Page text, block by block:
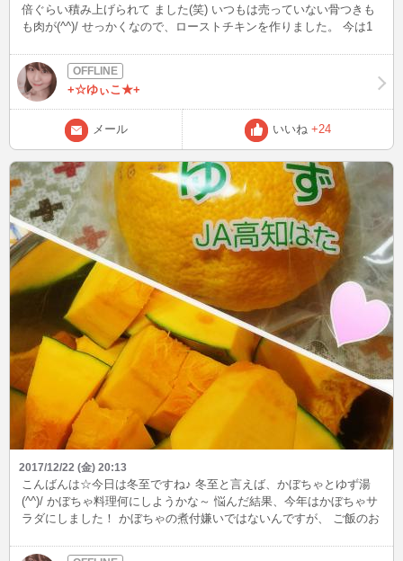
倍ぐらい積み上げられて ました(笑) いつもは売っていない骨つきも
も肉が(^^)/ せっかくなので、ローストチキンを作りました。 今は1
トチキンを焼いてみたいです!(^^)! 年末はいつもは売っていないよう
な物がたくさん売っているので スーパーに行くのが楽しみです♪
+☆ゆぃこ★+
メール いいね +24
2017/12/22 (金) 20:13
こんばんは☆今日は冬至ですね♪ 冬至と言えば、かぼちゃとゆず湯
(^^)/ かぼちゃ料理何にしようかな～ 悩んだ結果、今年はかぼちゃサ
ラダにしました！ かぼちゃの煮付嫌いではないんですが、 ご飯のお
早いですが昨日寒かったので 夜にゆっく～りとゆず湯で半身浴しま